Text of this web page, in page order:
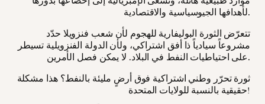
لأهدافها الجيوسياسية والاقتصادية.
تتعرّض الثورة البوليفارية للهجوم لأن شعب فنزويلا حدّد
مشروعاً سيادياً ذا أفق اشتراكي، ولأن الدولة الفنزويلية تسيطر
على احتياطيات النفط في البلاد. لا يمكن فصل الأمرين.
ثورة تحرّر وطني اشتراكية فوق أرضٍ مليئة بالنفط؟ هذا مشكلة
حقيقية بالنسبة للولايات المتحدة!